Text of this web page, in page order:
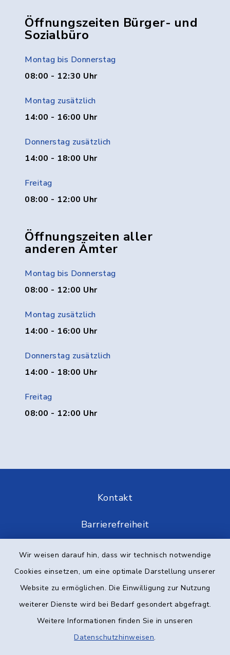
Wir weisen darauf hin, dass wir technisch notwendige
Cookies einsetzen, um eine optimale Darstellung unserer
Website zu ermöglichen. Die Einwilligung zur Nutzung
weiterer Dienste wird bei Bedarf gesondert abgefragt.
Weitere Informationen finden Sie in unseren
Datenschutzhinweisen.
Öffnungszeiten Bürger- und
Sozialbüro
Montag bis Donnerstag
08:00 - 12:30 Uhr
Montag zusätzlich
14:00 - 16:00 Uhr
Donnerstag zusätzlich
14:00 - 18:00 Uhr
Freitag
08:00 - 12:00 Uhr
Öffnungszeiten aller
anderen Ämter
Montag bis Donnerstag
08:00 - 12:00 Uhr
Montag zusätzlich
14:00 - 16:00 Uhr
Donnerstag zusätzlich
14:00 - 18:00 Uhr
Freitag
08:00 - 12:00 Uhr
Kontakt
Barrierefreiheit
Datenschutz
Impressum
Elektronische Kommunikation
Sitemap